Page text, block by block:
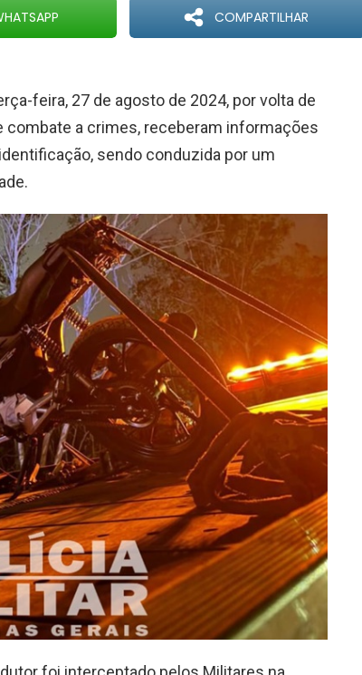
COMPARTILHAR
feira, 27 de agosto de 2024, por volta de
combate a crimes, receberam informações
sendo conduzida por um